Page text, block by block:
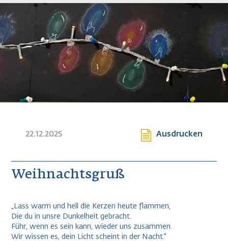
22.12.2025 Ausdrucken
Weihnachtsgruß
„Lass warm und hell die Kerzen heute flammen,
Die du in unsre Dunkelheit gebracht.
Führ, wenn es sein kann, wieder uns zusammen.
Wir wissen es, dein Licht scheint in der Nacht."